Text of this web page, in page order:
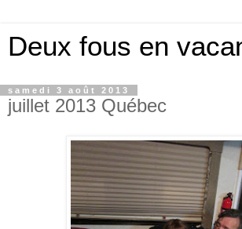
Deux fous en
samedi 3 août 2013
juillet 2013 Québec